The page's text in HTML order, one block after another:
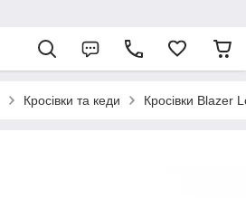
Кросівки та кеди Кросівки Blazer